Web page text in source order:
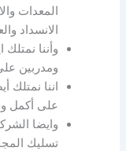
المعدات
الانسداد
وأننا
ومدربين
اننا نمتلك
على أكمل
وايضا
تسليك